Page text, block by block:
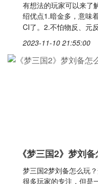
有想法的玩家可以来了
绍优点1.暗金多，意味
CI了。2.不怕物反、元反
2023-11-10 21:55:00
《梦三国2》梦刘
梦三国2梦刘备怎么玩
很多玩家的专注，但是